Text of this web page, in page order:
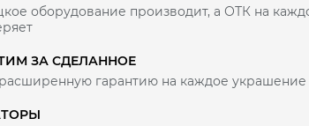
оборудование производит, а ОТК на
ЗА СДЕЛАННОЕ
гарантию на каждое украшение